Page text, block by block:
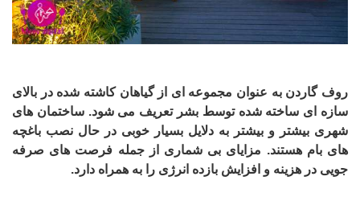
روف گاردن به عنوان مجموعه ای از گیاهان کاشته شده در بالای
سازه ای ساخته شده توسط بشر تعریف می شود. ساختمان های
شهری بیشتر و بیشتر به دلایل بسیار خوبی در حال نصب باغچه
های بام هستند. مزایای بی شماری از جمله فرصت های صرفه
جویی در هزینه و افزایش بازده انرژی را به همراه دارد.